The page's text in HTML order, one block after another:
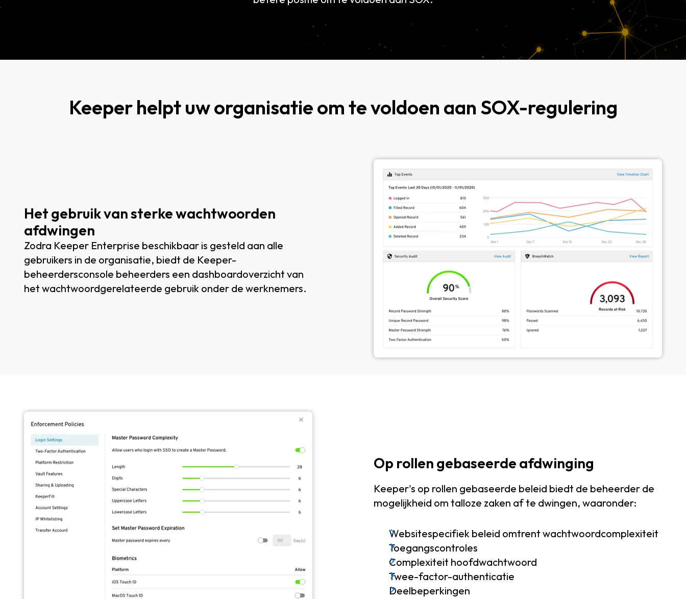
Keeper helpt uw organisatie om te voldoen aan SOX-regulering
Het gebruik van sterke wachtwoorden
afdwingen
Zodra Keeper Enterprise beschikbaar is gesteld aan alle
gebruikers in de organisatie, biedt de Keeper-
beheerdersconsole beheerders een dashboardoverzicht van
het wachtwoordgerelateerde gebruik onder de werknemers.
Op rollen gebaseerde afdwinging
Keeper's op rollen gebaseerde beleid biedt de beheerder de
mogelijkheid om talloze zaken af te dwingen, waaronder:
Websitespecifiek beleid omtrent wachtwoordcomplexiteit
Toegangscontroles
Complexiteit hoofdwachtwoord
Twee-factor-authenticatie
Deelbeperkingen